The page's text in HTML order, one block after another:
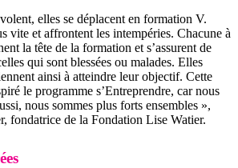
elles se déplacent en formation V.
vite et affrontent les intempéries. Chacune à
la tête de la formation et s’assurent de
qui sont blessées ou malades. Elles
ainsi à atteindre leur objectif. Cette
le programme s’Entreprendre, car nous
nous sommes plus forts ensembles »,
fondatrice de la Fondation Lise Watier.